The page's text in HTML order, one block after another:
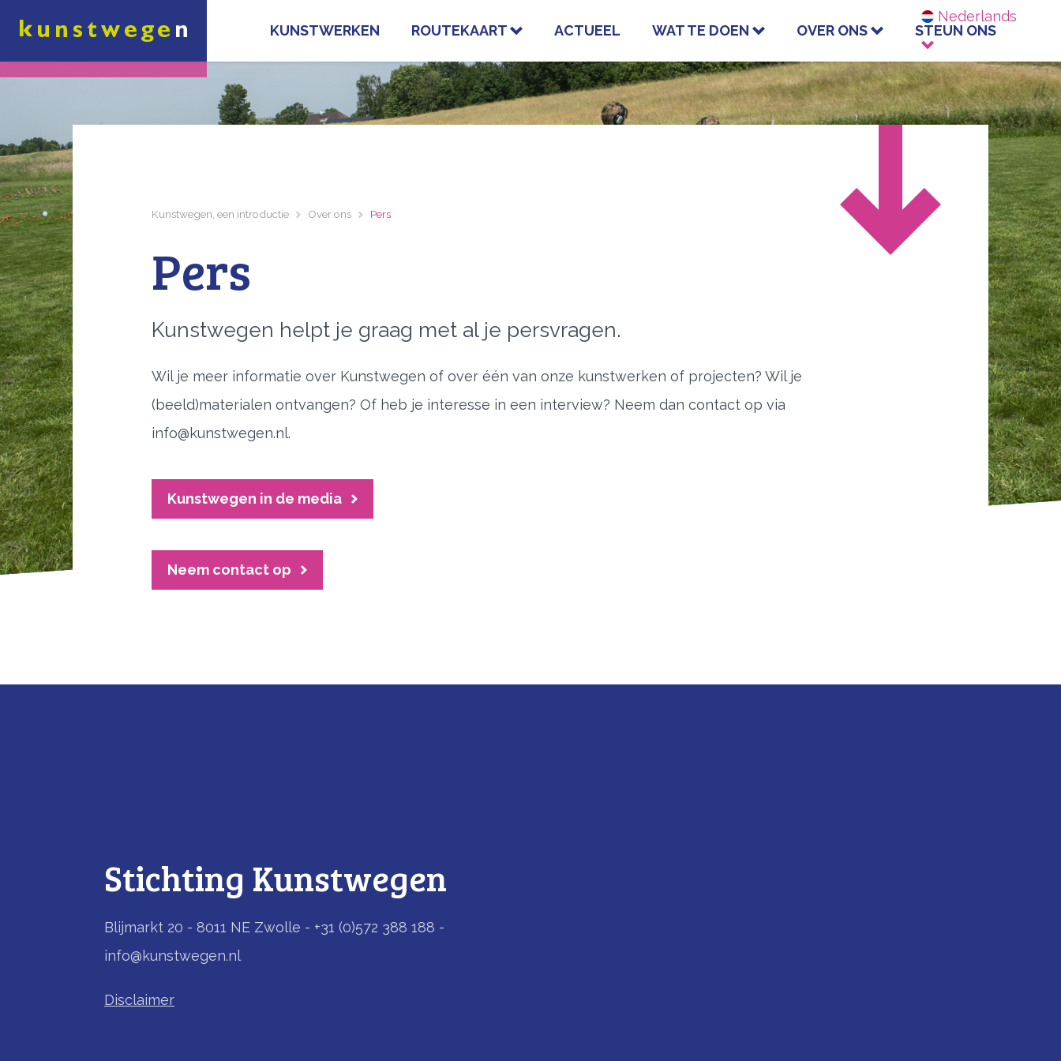
KUNSTWERKEN ROUTEKAART ACTUEEL WAT TE DOEN OVER ONS STEUN ONS
Nederlands
Kunstwegen, een introductie Over ons Pers
Pers
Kunstwegen helpt je graag met al je persvragen.
Wil je meer informatie over Kunstwegen of over één van onze kunstwerken of projecten? Wil je
(beeld)materialen ontvangen? Of heb je interesse in een interview? Neem dan contact op via
info@kunstwegen.nl.
Kunstwegen in de media
Neem contact op
Stichting Kunstwegen
Blijmarkt 20 - 8011 NE Zwolle - +31 (0)572 388 188 -
info@kunstwegen.nl
Disclaimer